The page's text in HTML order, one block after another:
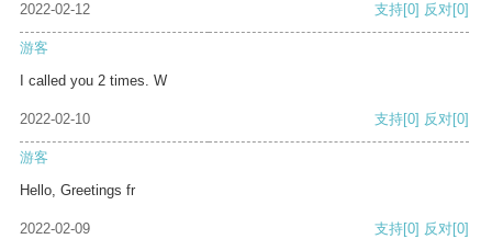
2022-02-12 支持[0] 反对[0]
游客
I called you 2 times. W
2022-02-10 支持[0] 反对[0]
游客
Hello, Greetings fr
2022-02-09 支持[0] 反对[0]